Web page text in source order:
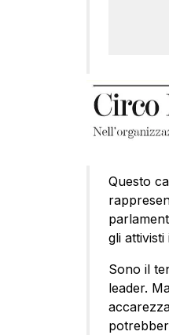
Questo
gli
Sono il
leader.